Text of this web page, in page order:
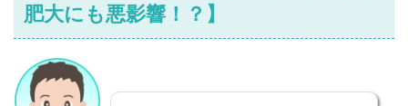
肥大にも悪影響！？】